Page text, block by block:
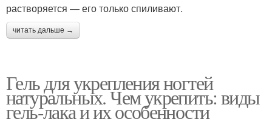
растворяется — его только спиливают.
читать дальше →
Гель для укрепления ногтей
натуральных. Чем укрепить: виды
гель-лака и их особенности